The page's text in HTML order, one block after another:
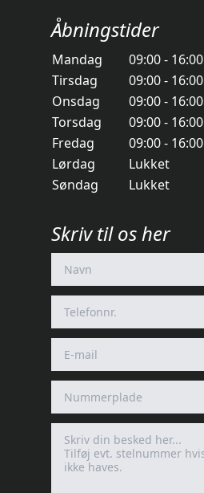
Åbningstider
Mandag
09:00 - 16:00
Tirsdag
09:00 - 16:00
Onsdag
09:00 - 16:00
Torsdag
09:00 - 16:00
Fredag
09:00 - 16:00
Lørdag
Lukket
Søndag
Lukket
Skriv til os her